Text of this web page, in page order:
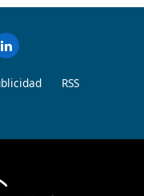
RSS